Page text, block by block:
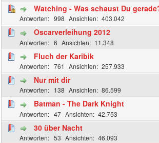
Watching - Was schaust Du
998 403.042
Oscarverleihung 2012
6 11.348
Fluch der Karibik
761 257.933
Nur mit dir
138 86.599
Batman - The Dark Knight
47 42.753
30 über Nacht
53 46.093